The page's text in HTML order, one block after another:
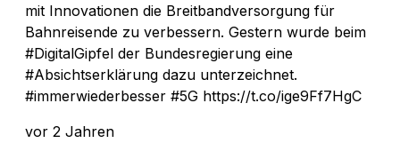
mit Innovationen die Breitbandversorgung für
Bahnreisende zu verbessern. Gestern wurde beim
#DigitalGipfel der Bundesregierung eine
#Absichtserklärung dazu unterzeichnet.
#immerwiederbesser #5G https://t.co/ige9Ff7HgC
vor 2 Jahren